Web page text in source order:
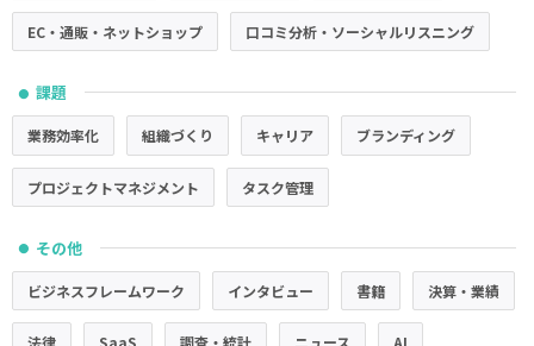
EC・通販・ネットショップ 口コミ分析・ソーシャルリスニング
● 課題
業務効率化 組織づくり キャリア ブランディング
プロジェクトマネジメント タスク管理
● その他
ビジネスフレームワーク インタビュー 書籍 決算・業績